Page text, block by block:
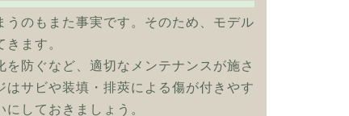
のもまた事実です。そのため、モデル
ます。
防ぐなど、適切なメンテナンスが施さ
サビや装填・排莢による傷が付きやす
しておきましょう。